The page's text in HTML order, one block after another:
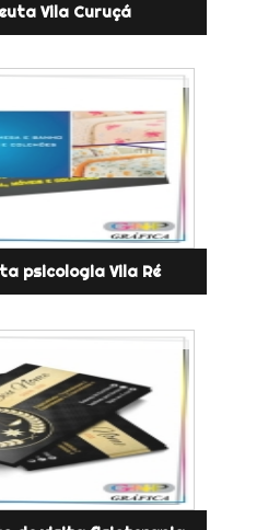
Vila Curuçá
psicologia Vila Ré